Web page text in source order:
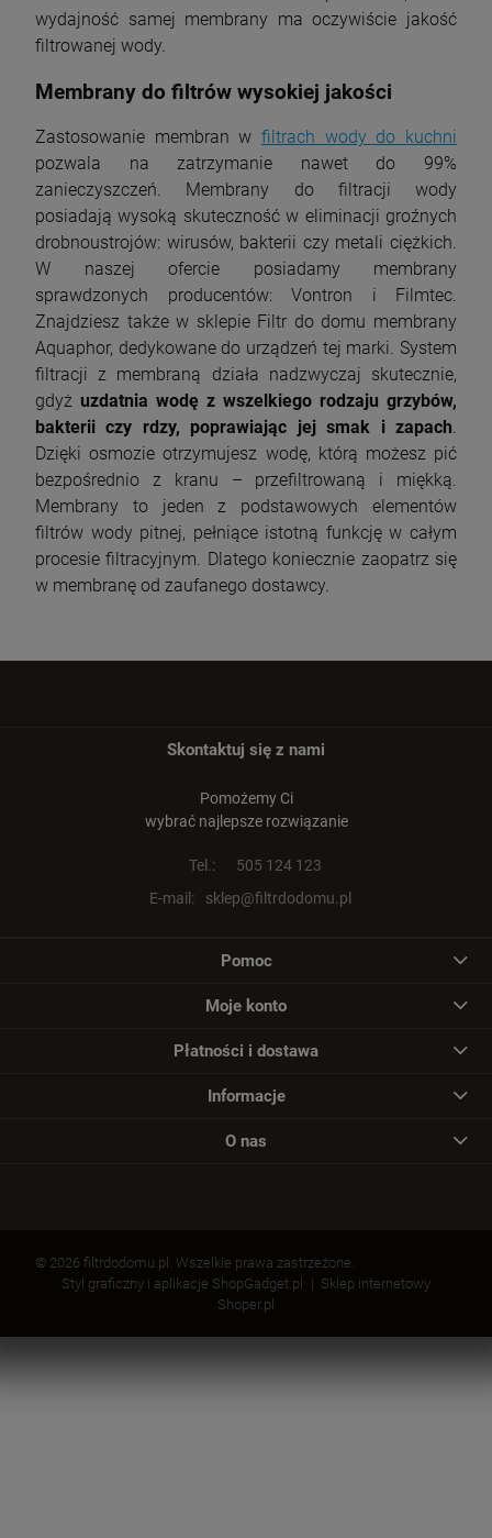
wydajność samej membrany ma oczywiście jakość
filtrowanej wody.
Membrany do filtrów wysokiej jakości
Zastosowanie membran w filtrach wody do kuchni
pozwala na zatrzymanie nawet do 99%
zanieczyszczeń. Membrany do filtracji wody
posiadają wysoką skuteczność w eliminacji groźnych
drobnoustrojów: wirusów, bakterii czy metali ciężkich.
W naszej ofercie posiadamy membrany
sprawdzonych producentów: Vontron i Filmtec.
Znajdziesz także w sklepie Filtr do domu membrany
Aquaphor, dedykowane do urządzeń tej marki. System
filtracji z membraną działa nadzwyczaj skutecznie,
gdyż uzdatnia wodę z wszelkiego rodzaju grzybów,
bakterii czy rdzy, poprawiając jej smak i zapach.
Dzięki osmozie otrzymujesz wodę, którą możesz pić
bezpośrednio z kranu – przefiltrowaną i miękką.
Membrany to jeden z podstawowych elementów
filtrów wody pitnej, pełniące istotną funkcję w całym
procesie filtracyjnym. Dlatego koniecznie zaopatrz się
w membranę od zaufanego dostawcy.
Skontaktuj się z nami
Pomożemy Ci
wybrać najlepsze rozwiązanie
Tel.:
505 124 123
E-mail:
sklep@filtrdodomu.pl
Pomoc
Moje konto
Płatności i dostawa
Informacje
O nas
© 2026 filtrdodomu.pl. Wszelkie prawa zastrzeżone.
Styl graficzny i aplikacje ShopGadget.pl
Sklep internetowy
Shoper.pl